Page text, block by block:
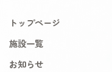
トップページ
施設一覧
お知らせ